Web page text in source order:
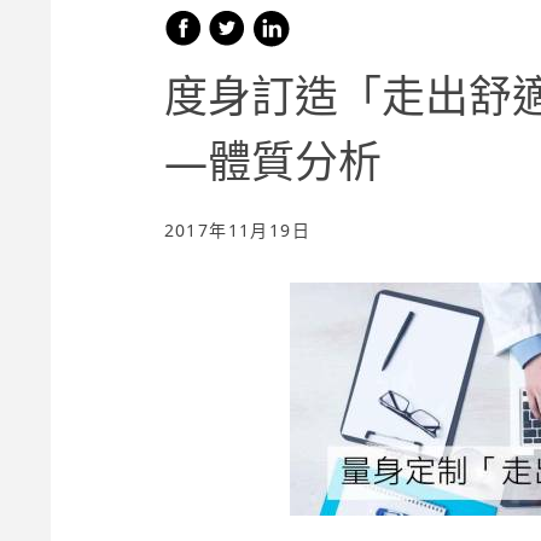
度身訂造「走出舒
—體質分析
2017年11月19日